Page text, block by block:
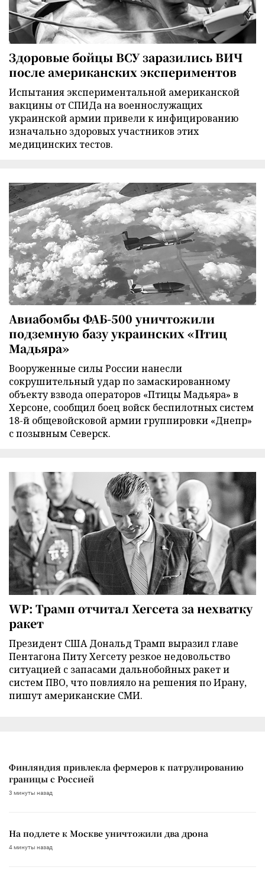
Здоровые бойцы ВСУ заразились ВИЧ
после американских экспериментов
Испытания экспериментальной американской
вакцины от СПИДа на военнослужащих
украинской армии привели к инфицированию
изначально здоровых участников этих
медицинских тестов.
Авиабомбы ФАБ-500 уничтожили
подземную базу украинских «Птиц
Мадьяра»
Вооруженные силы России нанесли
сокрушительный удар по замаскированному
объекту взвода операторов «Птицы Мадьяра» в
Херсоне, сообщил боец войск беспилотных систем
18-й общевойсковой армии группировки «Днепр»
с позывным Северск.
WP: Трамп отчитал Хегсета за нехватку
ракет
Президент США Дональд Трамп выразил главе
Пентагона Питу Хегсету резкое недовольство
ситуацией с запасами дальнобойных ракет и
систем ПВО, что повлияло на решения по Ирану,
пишут американские СМИ.
Финляндия привлекла фермеров к патрулированию
границы с Россией
3 минуты назад
На подлете к Москве уничтожили два дрона
4 минуты назад